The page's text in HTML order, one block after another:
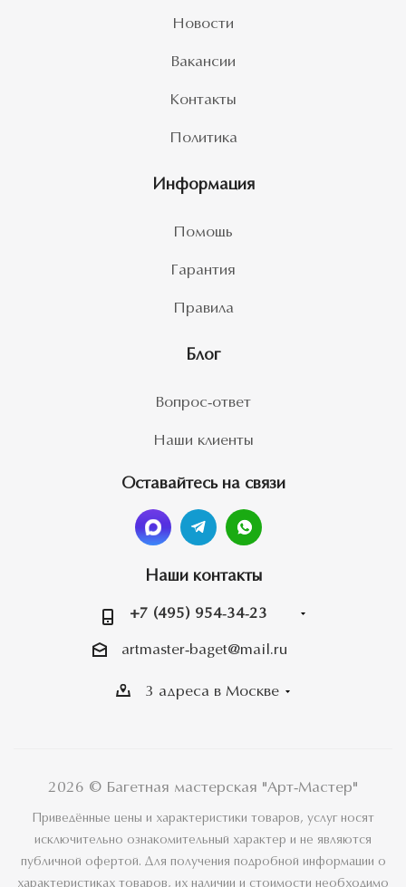
Новости
Вакансии
Контакты
Политика
Информация
Помощь
Гарантия
Правила
Блог
Вопрос-ответ
Наши клиенты
Оставайтесь на связи
Наши контакты
+7 (495) 954-34-23
artmaster-baget@mail.ru
3 адреса в Москве
2026 © Багетная мастерская "Арт-Мастер"
Приведённые цены и характеристики товаров, услуг носят
исключительно ознакомительный характер и не являются
публичной офертой. Для получения подробной информации о
характеристиках товаров, их наличии и стоимости необходимо